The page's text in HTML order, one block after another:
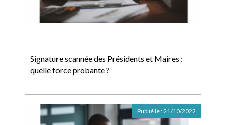
Signature scannée des Présidents et Maires :
quelle force probante ?
Publié le :21/10/2022